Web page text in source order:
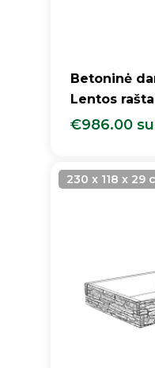
Betoninė
Lentos
€986.00
230 x 118 x 29